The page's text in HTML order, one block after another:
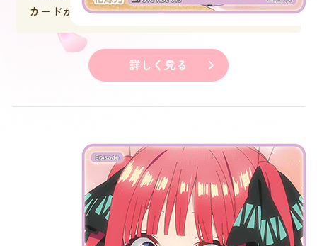
カードがセットされているキャラの花嫁力＋２。
詳しく見る